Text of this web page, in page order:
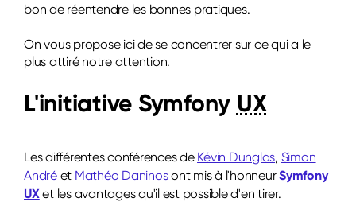
bon de réentendre les bonnes pratiques.
On vous propose ici de se concentrer sur ce qui a le
plus attiré notre attention.
L'initiative Symfony UX
Les différentes conférences de Kévin Dunglas, Simon
Andréet Mathéo Daninosont mis à l'honneurSymfony
UXet les avantages qu'il est possible d'en tirer.